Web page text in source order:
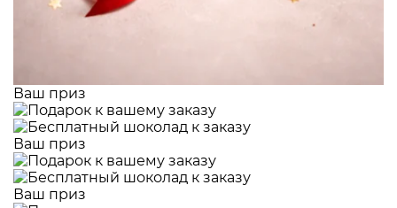
Ваш приз
Ваш приз
Ваш приз